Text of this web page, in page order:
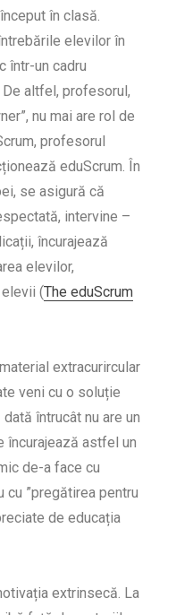
în clasă.
elevilor în
într-un cadru
altfel, profesorul,
nu mai are rol de
profesorul
eduScrum. În
se asigură că
intervine –
încurajează
elevilor,
(The eduScrum
extracurircular
veni cu o soluție
întrucât nu are un
încurajează astfel un
de-a face cu
cu ”pregătirea pentru
de educația
extrinsecă. La